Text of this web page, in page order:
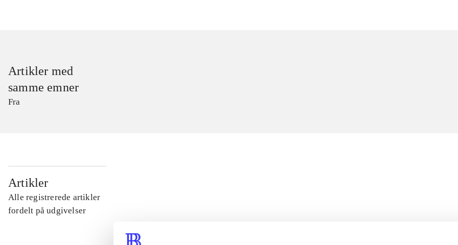
Artikler med
samme emner
Fra
Artikler
Alle registrerede artikler
fordelt på udgivelser